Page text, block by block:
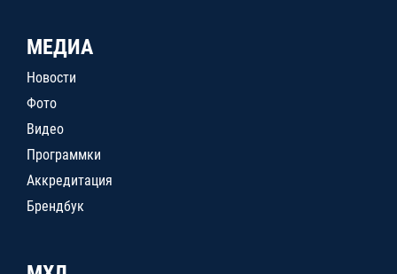
МЕДИА
Новости
Фото
Видео
Программки
Аккредитация
Брендбук